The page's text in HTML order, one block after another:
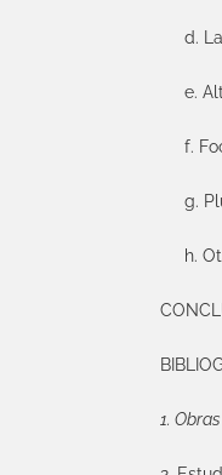
d.
e.
f.
g.
h.
1.